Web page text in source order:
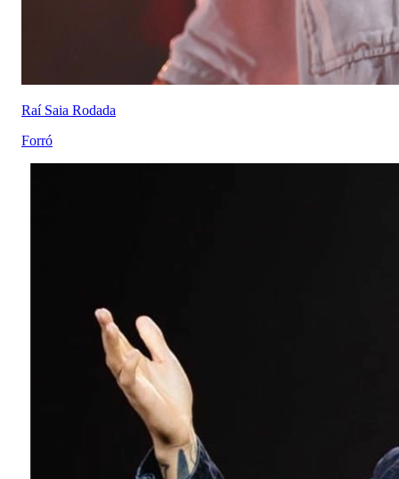
Raí Saia Rodada
Forró